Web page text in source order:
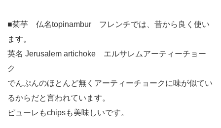
■菊芋 仏名topinambur フレンチでは、昔から良く使い
ます。
英名 Jerusalem artichoke エルサレムアーティーチョー
ク
でんぷんのほとんど無くアーティーチョークに味が似てい
るからだと言われています。
ピューレもchipsも美味しいです。